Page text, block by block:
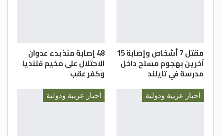
مقتل 7 أشخاص وإصابة 15
آخرين بهجوم مسلح داخل
مدرسة في تايلند
48 إصابة منذ بدء عدوان
الاحتلال على مخيم قلنديا
وكفر عقب
أخبار عربية ودولية أخبار عربية ودولية